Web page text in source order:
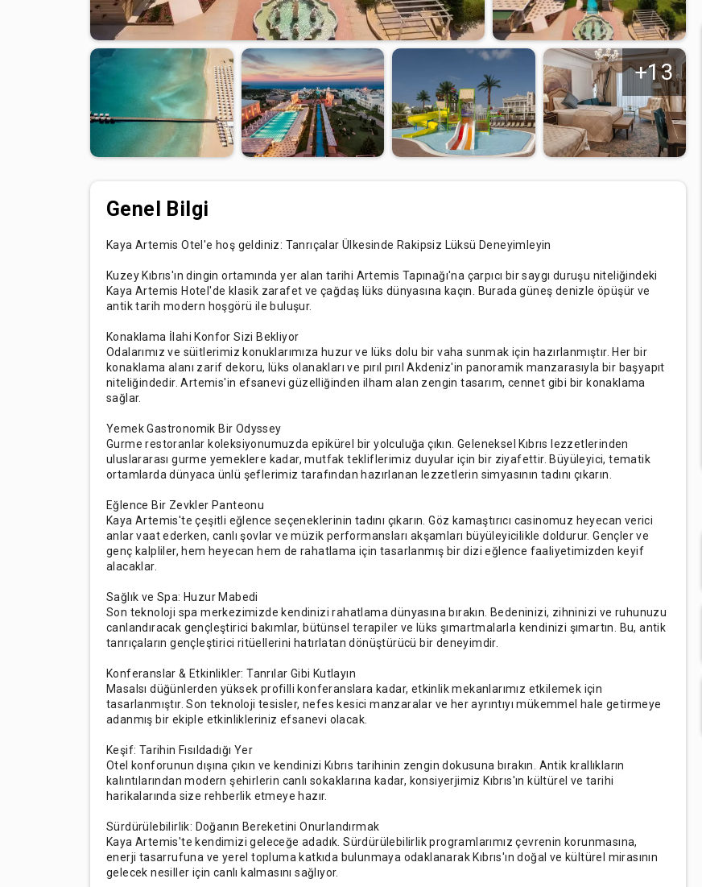
+13
Genel Bilgi
Kaya Artemis Otel'e hoş geldiniz: Tanrıçalar Ülkesinde Rakipsiz Lüksü Deneyimleyin
Kuzey Kıbrıs'ın dingin ortamında yer alan tarihi Artemis Tapınağı'na çarpıcı bir saygı duruşu niteliğindeki
Kaya Artemis Hotel'de klasik zarafet ve çağdaş lüks dünyasına kaçın. Burada güneş denizle öpüşür ve
antik tarih modern hoşgörü ile buluşur.
Konaklama İlahi Konfor Sizi Bekliyor
Odalarımız ve süitlerimiz konuklarımıza huzur ve lüks dolu bir vaha sunmak için hazırlanmıştır. Her bir
konaklama alanı zarif dekoru, lüks olanakları ve pırıl pırıl Akdeniz'in panoramik manzarasıyla bir başyapıt
niteliğindedir. Artemis'in efsanevi güzelliğinden ilham alan zengin tasarım, cennet gibi bir konaklama
sağlar.
Yemek Gastronomik Bir Odyssey
Gurme restoranlar koleksiyonumuzda epikürel bir yolculuğa çıkın. Geleneksel Kıbrıs lezzetlerinden
uluslararası gurme yemeklere kadar, mutfak tekliflerimiz duyular için bir ziyafettir. Büyüleyici, tematik
ortamlarda dünyaca ünlü şeflerimiz tarafından hazırlanan lezzetlerin simyasının tadını çıkarın.
Eğlence Bir Zevkler Panteonu
Kaya Artemis'te çeşitli eğlence seçeneklerinin tadını çıkarın. Göz kamaştırıcı casinomuz heyecan verici
anlar vaat ederken, canlı şovlar ve müzik performansları akşamları büyüleyicilikle doldurur. Gençler ve
genç kalpliler, hem heyecan hem de rahatlama için tasarlanmış bir dizi eğlence faaliyetimizden keyif
alacaklar.
Sağlık ve Spa: Huzur Mabedi
Son teknoloji spa merkezimizde kendinizi rahatlama dünyasına bırakın. Bedeninizi, zihninizi ve ruhunuzu
canlandıracak gençleştirici bakımlar, bütünsel terapiler ve lüks şımartmalarla kendinizi şımartın. Bu, antik
tanrıçaların gençleştirici ritüellerini hatırlatan dönüştürücü bir deneyimdir.
Konferanslar & Etkinlikler: Tanrılar Gibi Kutlayın
Masalsı düğünlerden yüksek profilli konferanslara kadar, etkinlik mekanlarımız etkilemek için
tasarlanmıştır. Son teknoloji tesisler, nefes kesici manzaralar ve her ayrıntıyı mükemmel hale getirmeye
adanmış bir ekiple etkinlikleriniz efsanevi olacak.
Keşif: Tarihin Fısıldadığı Yer
Otel konforunun dışına çıkın ve kendinizi Kıbrıs tarihinin zengin dokusuna bırakın. Antik krallıkların
kalıntılarından modern şehirlerin canlı sokaklarına kadar, konsiyerjimiz Kıbrıs'ın kültürel ve tarihi
harikalarında size rehberlik etmeye hazır.
Sürdürülebilirlik: Doğanın Bereketini Onurlandırmak
Kaya Artemis'te kendimizi geleceğe adadık. Sürdürülebilirlik programlarımız çevrenin korunmasına,
enerji tasarrufuna ve yerel topluma katkıda bulunmaya odaklanarak Kıbrıs'ın doğal ve kültürel mirasının
gelecek nesiller için canlı kalmasını sağlıyor.